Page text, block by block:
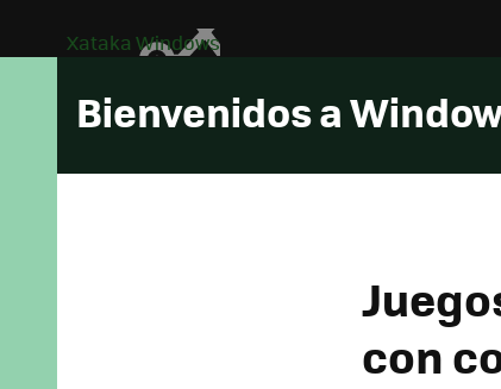
Xataka Windows
Bienvenidos a
con